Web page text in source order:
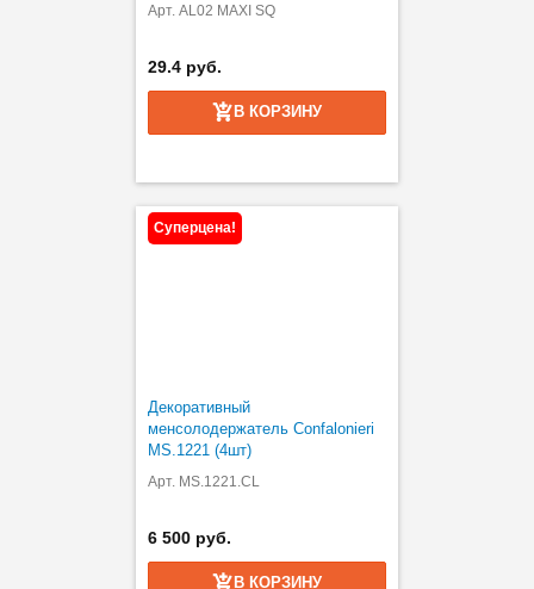
Арт. AL02 MAXI SQ
29.4 руб.
В КОРЗИНУ
Суперцена!
Декоративный
менсолодержатель Confalonieri
MS.1221 (4шт)
Арт. MS.1221.CL
6 500 руб.
В КОРЗИНУ